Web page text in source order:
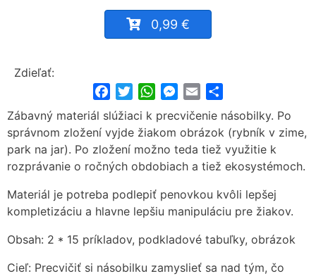
0,99 €
Zdieľať:
FacebookTwitterWhatsApp
Messenger
Email
Zábavný materiál slúžiaci k precvičenie násobilky. Po
správnom zložení vyjde žiakom obrázok (rybník v zime,
park na jar). Po zložení možno teda tiež využitie k
rozprávanie o ročných obdobiach a tiež ekosystémoch.
Materiál je potreba podlepiť penovkou kvôli lepšej
kompletizáciu a hlavne lepšiu manipuláciu pre žiakov.
Obsah: 2 * 15 príkladov, podkladové tabuľky, obrázok
Cieľ: Precvičiť si násobilku zamyslieť sa nad tým, čo